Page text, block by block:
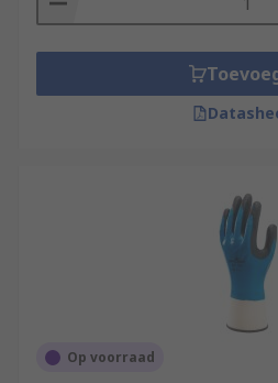
Op voorraad